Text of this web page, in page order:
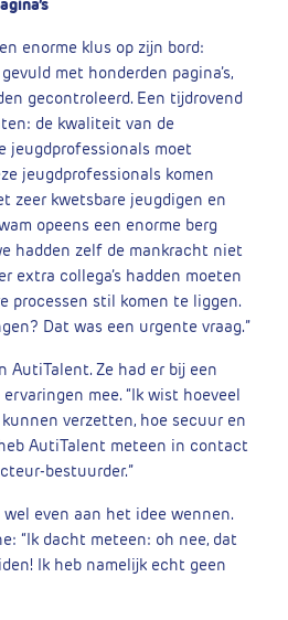
enorme klus op zijn bord:
met honderden pagina’s,
gecontroleerd. Een tijdrovend
de kwaliteit van de
jeugdprofessionals moet
jeugdprofessionals komen
zeer kwetsbare jeugdigen en
opeens een enorme berg
hadden zelf de mankracht niet
extra collega’s hadden moeten
processen stil komen te liggen.
Dat was een urgente vraag.”
Ze had er bij een
mee. “Ik wist hoeveel
verzetten, hoe secuur en
AutiTalent meteen in contact
bestuurder.”
even aan het idee wennen.
“Ik dacht meteen: oh nee, dat
Ik heb namelijk echt geen